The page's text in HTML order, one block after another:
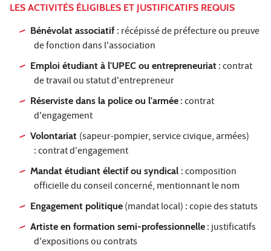
LES ACTIVITÉS ÉLIGIBLES ET JUSTIFICATIFS REQUIS
Bénévolat associatif : récépissé de préfecture ou preuve
de fonction dans l'association
Emploi étudiant à l'UPEC ou entrepreneuriat : contrat
de travail ou statut d'entrepreneur
Réserviste dans la police ou l'armée : contrat
d'engagement
Volontariat (sapeur-pompier, service civique, armées)
: contrat d'engagement
Mandat étudiant électif ou syndical : composition
officielle du conseil concerné, mentionnant le nom
Engagement politique (mandat local) : copie des statuts
Artiste en formation semi-professionnelle : justificatifs
d'expositions ou contrats